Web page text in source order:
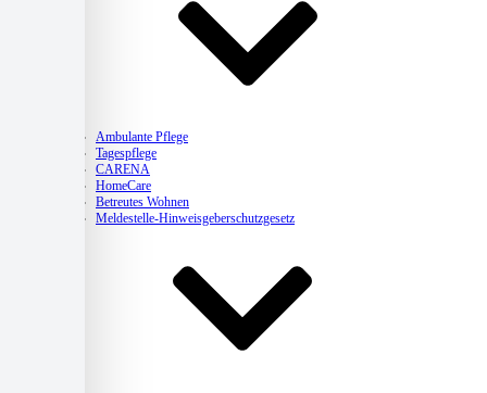
Ambulante Pflege
Tagespflege
CARENA
HomeCare
Betreutes Wohnen
Meldestelle-Hinweisgeberschutzgesetz